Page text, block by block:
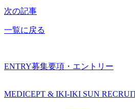
次の記事
一覧に戻る
ENTRY募集要項・エントリー
MEDICEPT & IKI-IKI SUN